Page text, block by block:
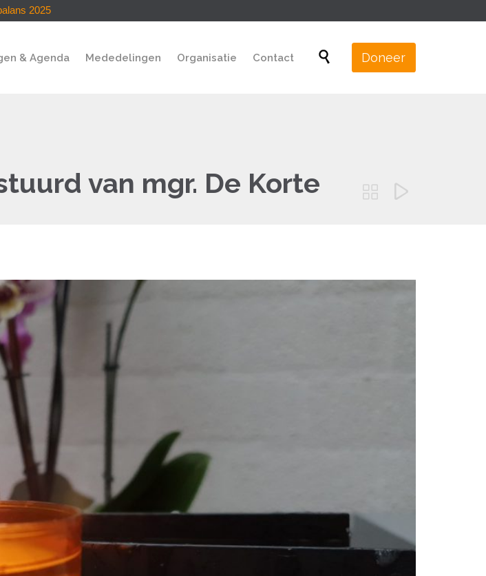
2025
Skip
& Agenda Mededelingen Organisatie Contact  Doneer
van mgr. De Korte  